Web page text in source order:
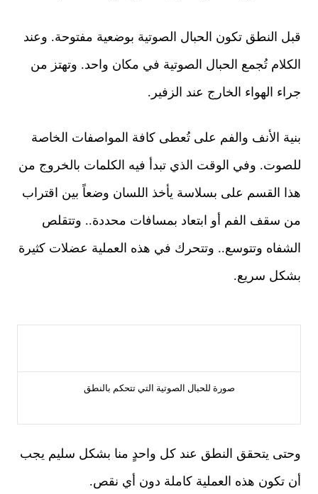
قبل النطق تكون الحبال الصوتية بوضعية مفتوحة. وعند
الكلام تُجمع الحبال الصوتية في مكان واحد. وتهتز من
جراء الهواء الخارج عند الزفير.
بنية الأنف والفم على تُعطى كافة المواصفات الخاصة
للصوت. وفي الوقت الذي تبدأ فيه الكلمات بالخروج من
هذا القسم على بسلاسة يأخذ اللسان وضعاً بين اقتراب
من سقف الفم أو ابتعاد بمسافات محددة.. وتتقلص
الشفاه وتتوسع.. وتتحرك في هذه العملية عضلات كثيرة
بشكل سريع.
صورة للحبال الصوتية التي تتحكم بالنطق
وحتى يتحقق النطق عند كل واحدٍ منا بشكل سليم يجب
أن تكون هذه العملية كاملة دون أي نقص.